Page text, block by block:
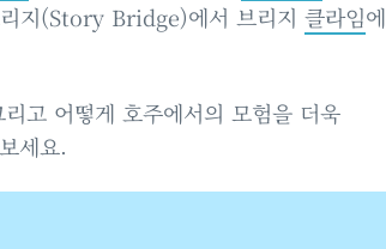
지(Story Bridge)에서 브리지 클라임에
고 어떻게 호주에서의 모험을 더욱
세요.